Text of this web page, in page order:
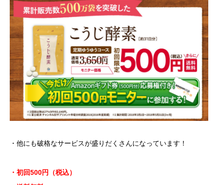
・他にも破格なサービスが盛りだくさんになっています！
・初回500円（税込）